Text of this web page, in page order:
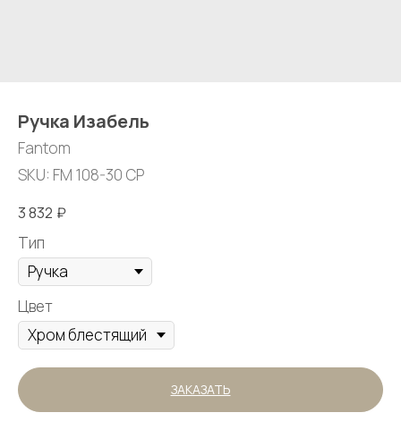
Ручка Изабель
Fantom
SKU: FM 108-30 CP
3 832 ₽
Тип
Цвет
ЗАКАЗАТЬ